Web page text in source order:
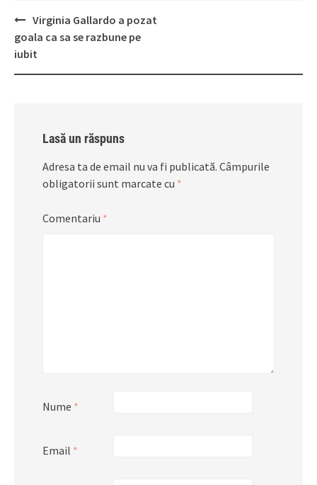
Post
navigation
Virginia Gallardo a pozat
goala ca sa se razbune pe
iubit
Lasă un răspuns
Adresa ta de email nu va fi publicată. Câmpurile
obligatorii sunt marcate cu *
Comentariu *
Nume *
Email *